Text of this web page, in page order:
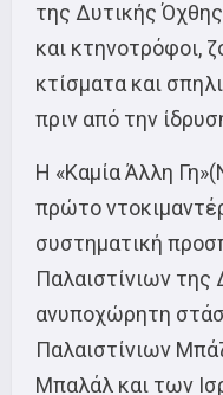
της Δυτικής
και κτηνοτρόφοι,
κτίσματα και
πριν από την
Η «Καμία Άλλη
πρώτο
συστηματική
Παλαιστίνιων της
ανυποχώρητη
Παλαιστίνιων
Μπαλάλ και των